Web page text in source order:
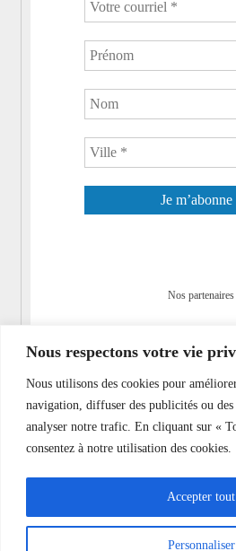
Nous respectons votre vie
Nous utilisons des cookies pour
navigation, diffuser des publicités ou des
analyser notre trafic. En cliquant sur «
consentez à notre utilisation des cookies.
Personnaliser
Accepter tout
Nos partenaires
Divers
Confidentialité
D'autres conférences
Pas d'annonce actuellement